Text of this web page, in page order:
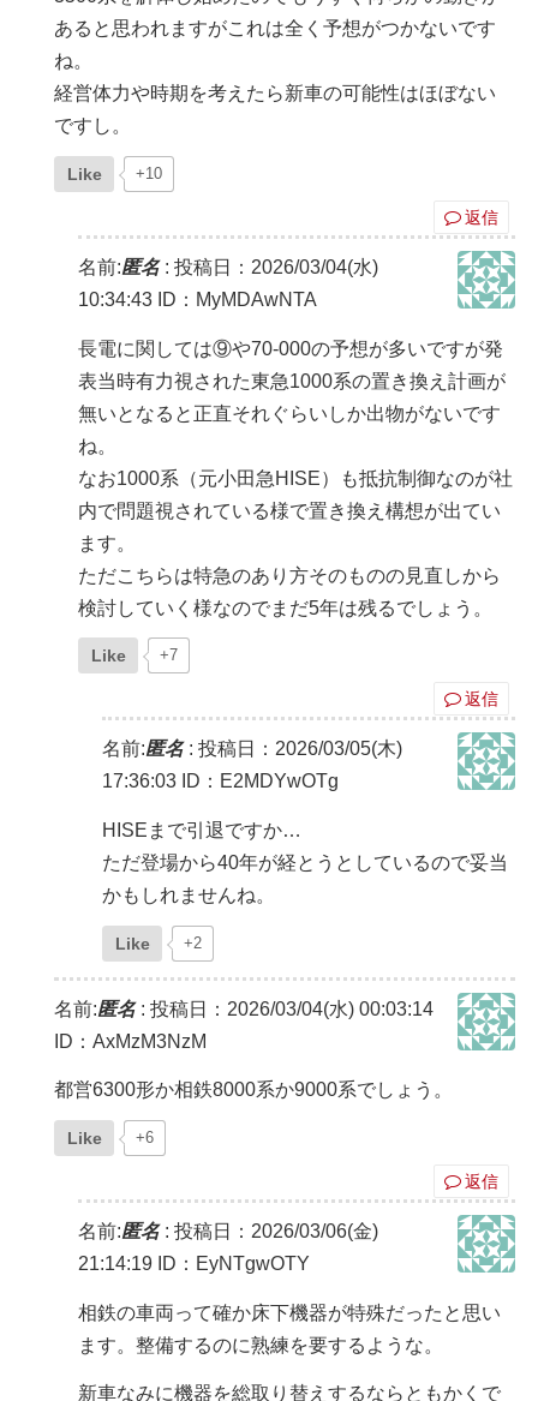
あると思われますがこれは全く予想がつかないです
ね。
経営体力や時期を考えたら新車の可能性はほぼない
ですし。
Like +10
返信
名前:匿名: 投稿日：2026/03/04(水)
10:34:43 ID：MyMDAwNTA
長電に関しては⑨や70-000の予想が多いですが発
表当時有力視された東急1000系の置き換え計画が
無いとなると正直それぐらいしか出物がないです
ね。
なお1000系（元小田急HISE）も抵抗制御なのが社
内で問題視されている様で置き換え構想が出てい
ます。
ただこちらは特急のあり方そのものの見直しから
検討していく様なのでまだ5年は残るでしょう。
Like +7
返信
名前:匿名: 投稿日：2026/03/05(木)
17:36:03 ID：E2MDYwOTg
HISEまで引退ですか…
ただ登場から40年が経とうとしているので妥当
かもしれませんね。
Like +2
名前:匿名: 投稿日：2026/03/04(水) 00:03:14
ID：AxMzM3NzM
都営6300形か相鉄8000系か9000系でしょう。
Like +6
返信
名前:匿名: 投稿日：2026/03/06(金)
21:14:19 ID：EyNTgwOTY
相鉄の車両って確か床下機器が特殊だったと思い
ます。整備するのに熟練を要するような。
新車なみに機器を総取り替えするならともかくで